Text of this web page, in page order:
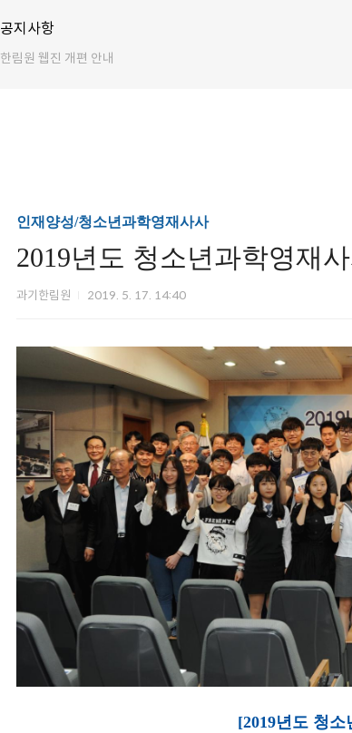
공지사항
한림원 웹진 개편 안내
인재양성/청소년과학영재사사
2019년도 청소년과학영재
과기한림원 2019. 5. 17. 14:40
[2019년도 청